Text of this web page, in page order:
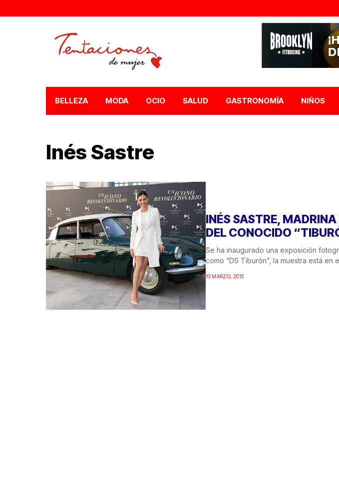
BELLEZA MODA OCIO SALUD GASTRONOMÍA NIÑOS
Inés Sastre
INÉS SASTRE,
DEL CONOCIDO
Se ha inaugurado una exposición
como “DS Tiburón”, la muestra está en
13 MARZO, 2015